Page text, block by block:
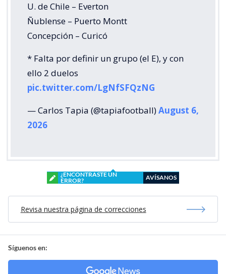
U. de Chile – Everton
Ñublense – Puerto Montt
Concepción – Curicó
* Falta por definir un grupo (el E), y con
ello 2 duelos
pic.twitter.com/LgNfSFQzNG
— Carlos Tapia (@tapiafootball)August 6,
2026
¿ENCONTRASTE UN
ERROR?
AVÍSANOS
Revisa nuestra página de correcciones
Síguenos en: